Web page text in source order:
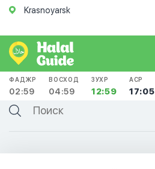
Krasnoyarsk
ФАДЖР
02:59
ВОСХОД
04:59
ЗУХР
12:59
АСР
17:05